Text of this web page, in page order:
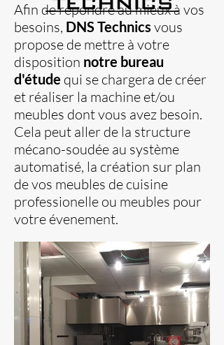
Afin de répondre au mieux à vos
besoins, DNS Technics vous
propose de mettre à votre
disposition notre bureau
d'étude qui se chargera de créer
et réaliser la machine et/ou
meubles dont vous avez besoin.
Cela peut aller de la structure
mécano-soudée au système
automatisé, la création sur plan
de vos meubles de cuisine
professionelle ou meubles pour
votre évenement.